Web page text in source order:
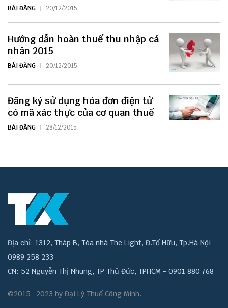
BÀI ĐĂNG 20/12/2015
Hướng dẫn hoàn thuế thu nhập cá
nhân 2015
BÀI ĐĂNG 20/12/2015
Đăng ký sử dụng hóa đơn điện tử
có mã xác thực của cơ quan thuế
BÀI ĐĂNG 28/12/2015
Địa chỉ: 1312, Tháp B, Tòa nhà The Light, Đ.Tố Hữu, Tp.Hà Nội -
0989 258 233
CN: 52 Nguyễn Thị Nhung, TP Thủ Đức, TPHCM - 0901 880 768
©2015- 2023 by Đại Lý Thuế Công Minh.